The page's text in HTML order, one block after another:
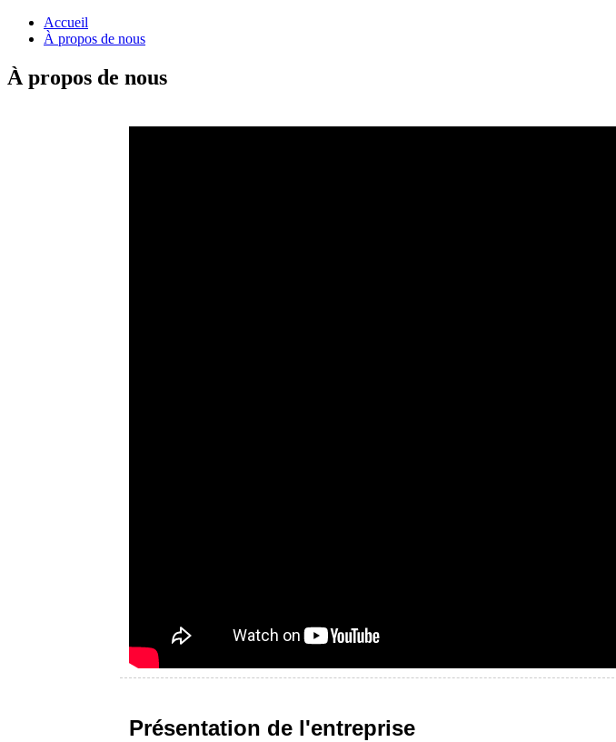
Accueil
À propos de nous
À propos de nous
Présentation de l'entreprise